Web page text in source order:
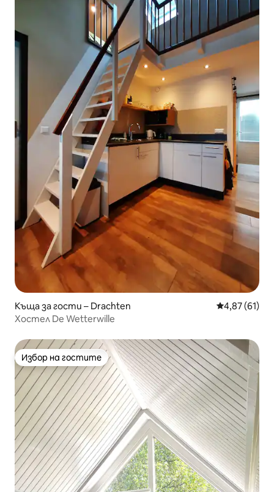
Къща за гости – Drachten Средна
4,87 (61)
Хостел De Wetterwille
Избор на гостите
Избор на гостите